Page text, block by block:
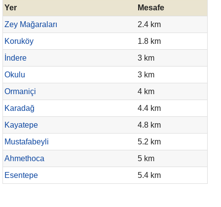
Yer
Mesafe
Zey Mağaraları
2.4 km
Koruköy
1.8 km
İndere
3 km
Okulu
3 km
Ormaniçi
4 km
Karadağ
4.4 km
Kayatepe
4.8 km
Mustafabeyli
5.2 km
Ahmethoca
5 km
Esentepe
5.4 km